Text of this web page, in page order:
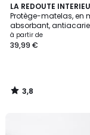
LA REDOUTE
Protège-matelas, en
absorbant,
imperméable, bonnet
à partir de
39,99 €
3,8
/ 5
3,8
/